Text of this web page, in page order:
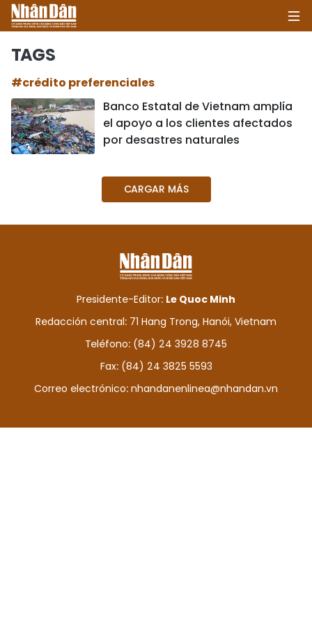
POLÍTICA
SOCIEDAD
SALUD - MEDIO AMBIENTE
CULTURA - ENTRETENIMIENTO
INTERNACIONAL
DEPORTES
VIAJES
PUENTE DE AMISTAD
HISTORIAS MULTIMEDIA
TAGS
#crédito preferenciales
Banco Estatal de Vietnam amplía
el apoyo a los clientes afectados
por desastres naturales
CARGAR MÁS
Presidente-Editor: Le Quoc Minh
Redacción central: 71 Hang Trong, Hanói, Vietnam
Teléfono: (84) 24 3928 8745
Fax: (84) 24 3825 5593
Correo electrónico: nhandanenlinea@nhandan.vn